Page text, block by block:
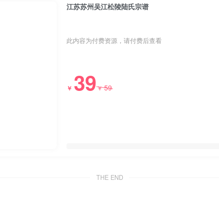
江苏苏州吴江松陵陆氏宗谱
此内容为付费资源，请付费后查看
￥ 39￥59
THE END